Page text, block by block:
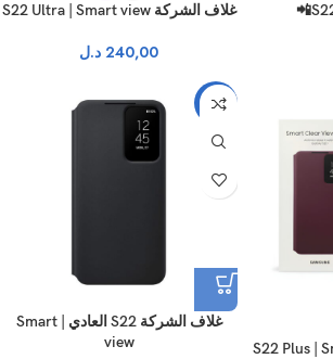
غلاف الشركة S22 Ultra | Smart view
240,00 د.ل
-14%
غلاف الشركة S22 العادي | Smart
view